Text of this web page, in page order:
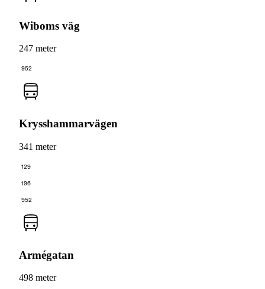
Wiboms väg
247 meter
952
Krysshammarvägen
341 meter
129
196
952
Armégatan
498 meter